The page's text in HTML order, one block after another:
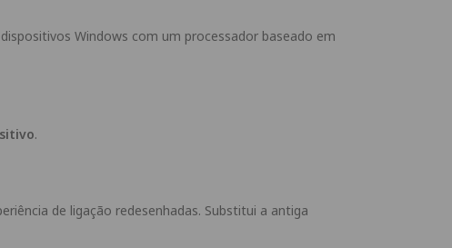
Windows com um processador baseado em
.
de ligação redesenhadas. Substitui a antiga